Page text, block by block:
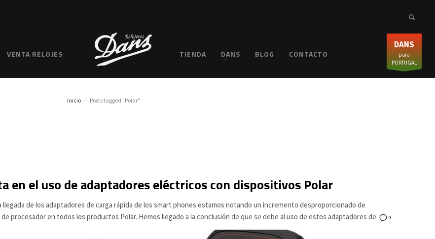
VENTA RELOJES TIENDA DANS BLOG CONTACTO
DANS
para
PORTUGAL
Inicio Posts tagged "Polar"
en el uso de adaptadores eléctricos con dispositivos Polar
0
llegada de los adaptadores de carga rápida de los smart phones estamos notando un incremento desproporcionado de
de procesador en todos los productos Polar. Hemos llegado a la conclusión de que se debe al uso de estos adaptadores de